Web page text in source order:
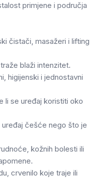
primjene i područja
čistači, masažeri i lifting
blaži intenzitet.
higijenski i jednostavni
li se uređaj koristiti oko
češće nego što je
kožnih bolesti ili
crvenilo koje traje ili